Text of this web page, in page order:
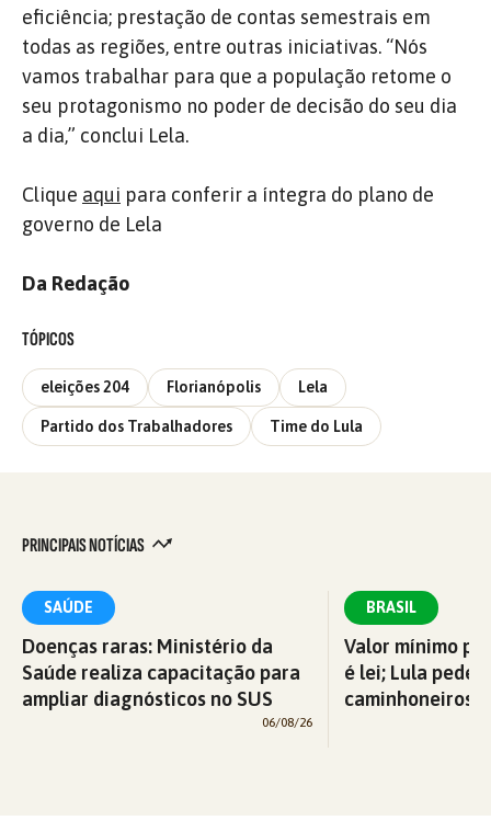
eficiência; prestação de contas semestrais em
todas as regiões, entre outras iniciativas. “Nós
vamos trabalhar para que a população retome o
seu protagonismo no poder de decisão do seu dia
a dia,” conclui Lela.
Clique aqui para conferir a íntegra do plano de
governo de Lela
Da Redação
TÓPICOS
eleições 204 Florianópolis Lela
Partido dos Trabalhadores Time do Lula
PRINCIPAIS NOTÍCIAS
SAÚDE
Doenças raras: Ministério da
Saúde realiza capacitação para
ampliar diagnósticos no SUS
06/08/26
BRASIL
Valor mínimo
é lei; Lula pede
caminhoneiros